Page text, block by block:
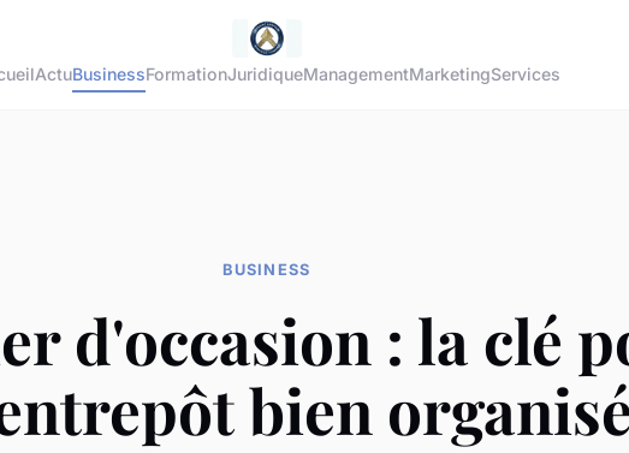
ActuBusinessFormationJuridiqueManagementMarketingServices
BUSINESS
d'occasion : la clé
bien organisé